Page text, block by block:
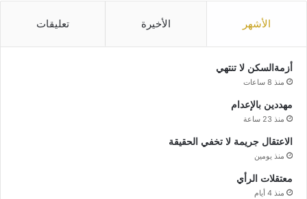
الأشهر الأخيرة تعليقات
أزمةالسكن لا تنتهي
منذ 8 ساعات
مهددين بالإعدام
منذ 23 ساعة
الاعتقال جريمة لا تخفي الحقيقة
منذ يومين
معتقلات الرأي
منذ 4 أيام